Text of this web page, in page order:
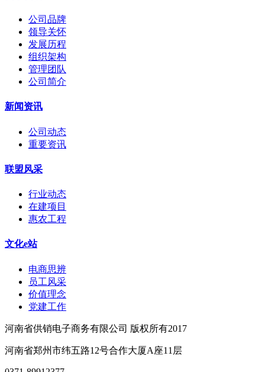
公司品牌
领导关怀
发展历程
组织架构
管理团队
公司简介
新闻资讯
公司动态
重要资讯
联盟风采
行业动态
在建项目
惠农工程
文化e站
电商思辨
员工风采
价值理念
党建工作
河南省供销电子商务有限公司 版权所有2017
河南省郑州市纬五路12号合作大厦A座11层